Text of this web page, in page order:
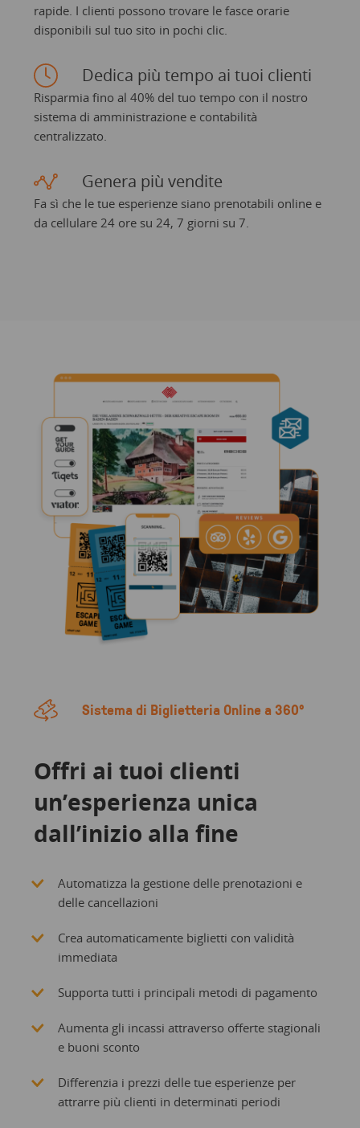
rapide. I clienti possono trovare le fasce orarie
disponibili sul tuo sito in pochi clic.
Dedica più tempo ai tuoi clienti
Risparmia fino al 40% del tuo tempo con il nostro
sistema di amministrazione e contabilità
centralizzato.
Genera più vendite
Fa sì che le tue esperienze siano prenotabili online e
da cellulare 24 ore su 24, 7 giorni su 7.
Sistema di Biglietteria Online a 360°
Offri ai tuoi clienti
un’esperienza unica
dall’inizio alla fine
Automatizza la gestione delle prenotazioni e
delle cancellazioni
Crea automaticamente biglietti con validità
immediata
Supporta tutti i principali metodi di pagamento
Aumenta gli incassi attraverso offerte stagionali
e buoni sconto
Differenzia i prezzi delle tue esperienze per
attrarre più clienti in determinati periodi